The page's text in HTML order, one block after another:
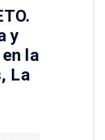
generado
y
la
La